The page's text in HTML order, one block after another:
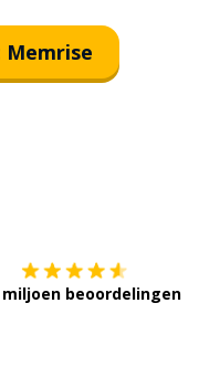
Memrise
miljoen beoordelingen